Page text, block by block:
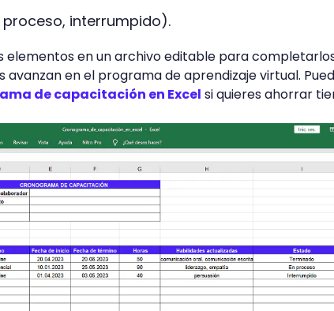
interrumpido).
elementos en un archivo editable para
en el programa de aprendizaje virtual.
de capacitación en Excel si quieres ahorrar